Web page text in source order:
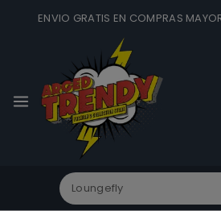
ENVIO GRATIS EN COMPRAS